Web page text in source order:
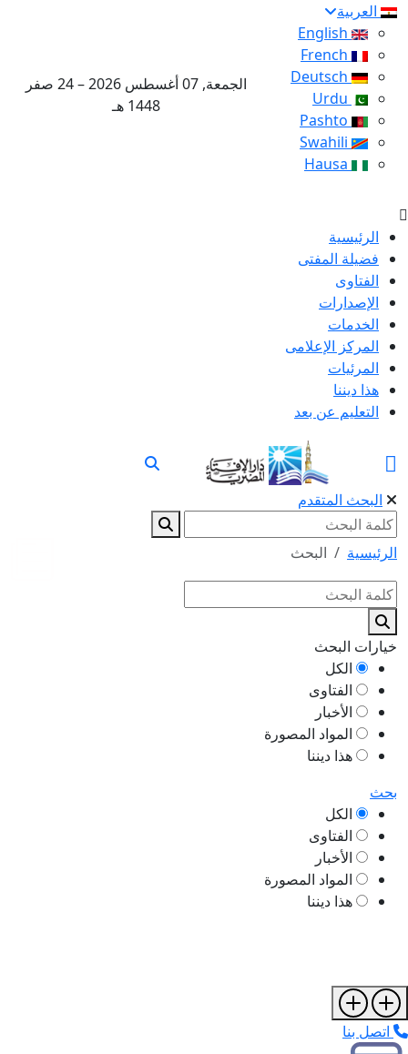
العربية
الجمعة, 07 أغسطس 2026 – 24 صفر
1448 هـ
الرئيسية
فضيلة المفتى
الفتاوى
الإصدارات
الخدمات
المركز الإعلامى
المرئيات
هذا ديننا
التعليم عن بعد
البحث المتقدم
الرئيسية البحث
خيارات البحث
الكل
الفتاوى
الأخبار
المواد المصورة
هذا ديننا
بحث
الكل
الفتاوى
الأخبار
المواد المصورة
هذا ديننا
اتصل بنا